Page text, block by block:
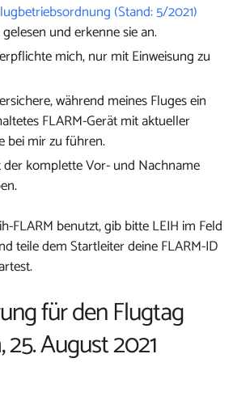
(Stand: 5/2021)
und erkenne sie an.
mich, nur mit Einweisung zu
während meines Fluges ein
FLARM-Gerät mit aktueller
bei mir zu führen.
der komplette Vor- und Nachname
FLARM benutzt, gib bitte LEIH im Feld
teile dem Startleiter deine FLARM-ID
für den Flugtag
August 2021